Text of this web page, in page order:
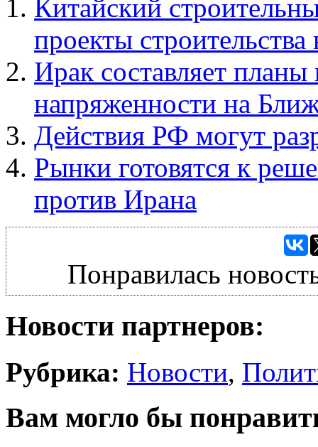
Китайский
проекты
Ирак составляет
напряженности на
Действия РФ могут
Рынки готовятся к
против Ирана
Понравилась
Новости партнеров:
Рубрика: Новости,
Вам могло бы